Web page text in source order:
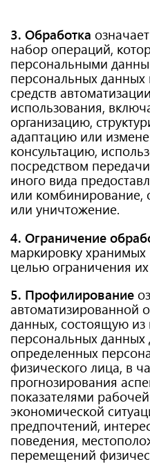
3. Обработка
набор операций,
персональными
персональных данных
средств
использования,
организацию,
адаптацию или
консультацию,
посредством
иного вида
или комбинирование,
или уничтожение.
4. Ограничение
маркировку
целью ограничения
5. Профилирование
автоматизированной
данных, состоящую из
персональных данных
определенных
физического лица, в
прогнозирования
показателями
экономической
предпочтений,
поведения,
перемещений